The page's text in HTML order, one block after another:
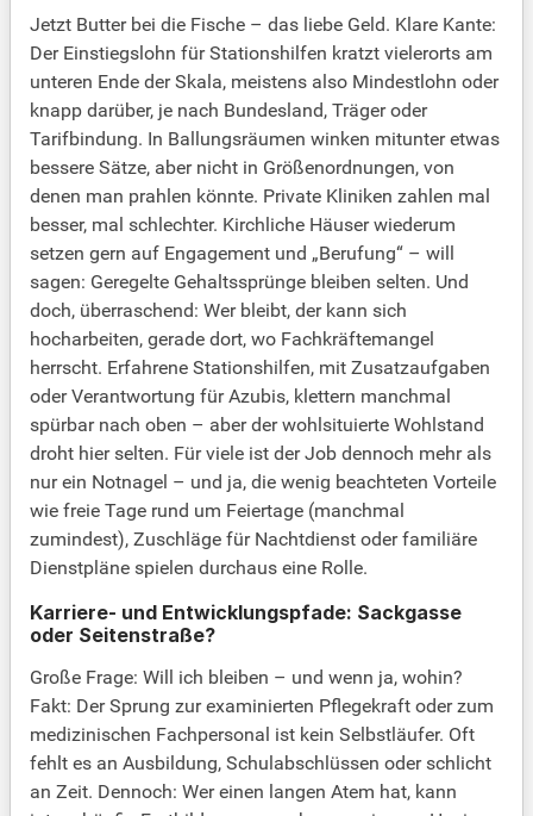
Jetzt Butter bei die Fische – das liebe Geld. Klare Kante:
Der Einstiegslohn für Stationshilfen kratzt vielerorts am
unteren Ende der Skala, meistens also Mindestlohn oder
knapp darüber, je nach Bundesland, Träger oder
Tarifbindung. In Ballungsräumen winken mitunter etwas
bessere Sätze, aber nicht in Größenordnungen, von
denen man prahlen könnte. Private Kliniken zahlen mal
besser, mal schlechter. Kirchliche Häuser wiederum
setzen gern auf Engagement und „Berufung“ – will
sagen: Geregelte Gehaltssprünge bleiben selten. Und
doch, überraschend: Wer bleibt, der kann sich
hocharbeiten, gerade dort, wo Fachkräftemangel
herrscht. Erfahrene Stationshilfen, mit Zusatzaufgaben
oder Verantwortung für Azubis, klettern manchmal
spürbar nach oben – aber der wohlsituierte Wohlstand
droht hier selten. Für viele ist der Job dennoch mehr als
nur ein Notnagel – und ja, die wenig beachteten Vorteile
wie freie Tage rund um Feiertage (manchmal
zumindest), Zuschläge für Nachtdienst oder familiäre
Dienstpläne spielen durchaus eine Rolle.
Karriere- und Entwicklungspfade: Sackgasse
oder Seitenstraße?
Große Frage: Will ich bleiben – und wenn ja, wohin?
Fakt: Der Sprung zur examinierten Pflegekraft oder zum
medizinischen Fachpersonal ist kein Selbstläufer. Oft
fehlt es an Ausbildung, Schulabschlüssen oder schlicht
an Zeit. Dennoch: Wer einen langen Atem hat, kann